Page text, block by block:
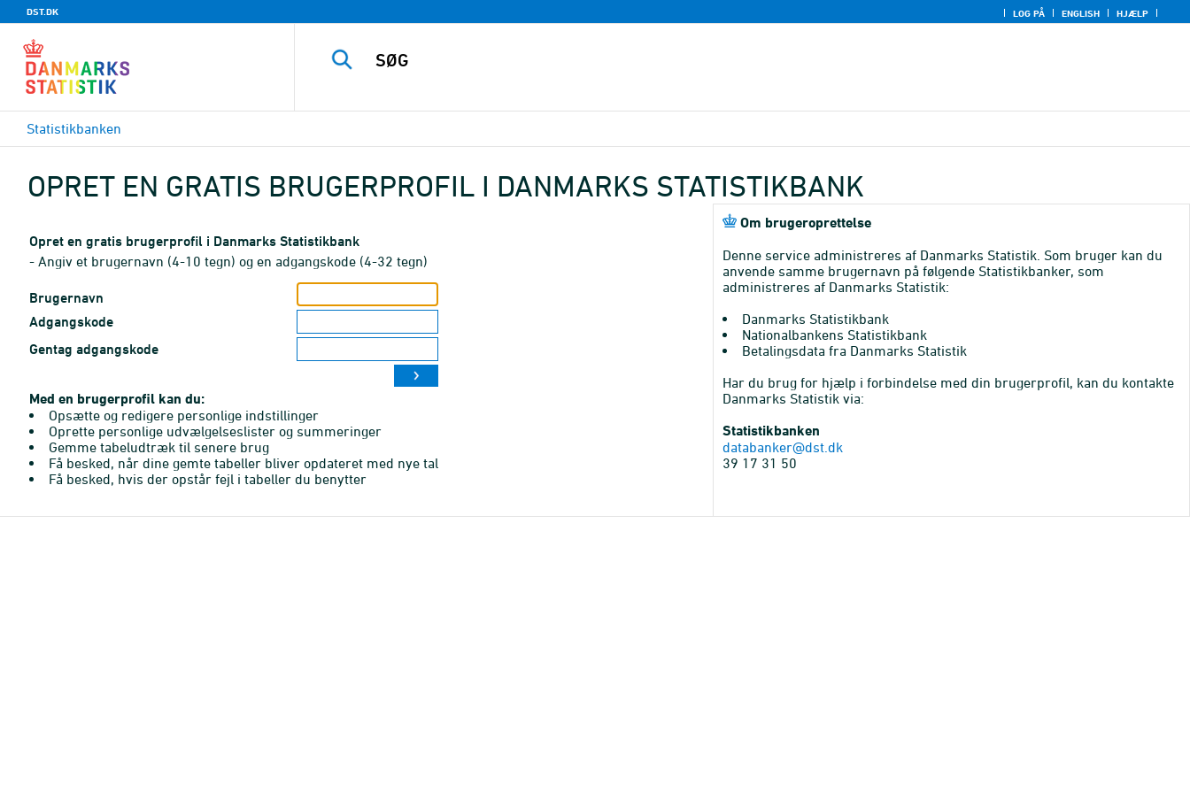
DST.DK LOG PÅ ENGLISH HJÆLP
Statistikbanken
OPRET EN GRATIS BRUGERPROFIL I DANMARKS STATISTIKBANK
Opret en gratis brugerprofil i Danmarks Statistikbank
- Angiv et brugernavn (4-10 tegn) og en adgangskode (4-32 tegn)
Brugernavn
Adgangskode
Gentag adgangskode
Med en brugerprofil kan du:
Opsætte og redigere personlige indstillinger
Oprette personlige udvælgelseslister og summeringer
Gemme tabeludtræk til senere brug
Få besked, når dine gemte tabeller bliver opdateret med nye tal
Få besked, hvis der opstår fejl i tabeller du benytter
Om brugeroprettelse
Denne service administreres af Danmarks Statistik. Som bruger kan du
anvende samme brugernavn på følgende Statistikbanker, som
administreres af Danmarks Statistik:
Danmarks Statistikbank
Nationalbankens Statistikbank
Betalingsdata fra Danmarks Statistik
Har du brug for hjælp i forbindelse med din brugerprofil, kan du kontakte
Danmarks Statistik via:
Statistikbanken
databanker@dst.dk
39 17 31 50